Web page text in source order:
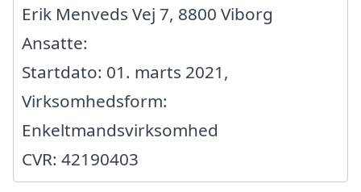
Erik Menveds Vej 7, 8800 Viborg
Ansatte:
Startdato: 01. marts 2021,
Virksomhedsform:
Enkeltmandsvirksomhed
CVR: 42190403